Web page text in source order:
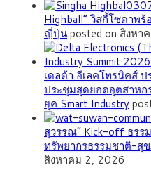
Highball” วิสกี้โซดาพ
ญี่ปุ่นposted on สิงหา
เดลต้า อีเลคโทรนิคส์
ประชุมสุดยอดอุตสาห
ยุค Smart Industry
สุวรรณ” Kick-off ธร
ทรัพยากรธรรมชาติ-สุ
สิงหาคม 2, 2026